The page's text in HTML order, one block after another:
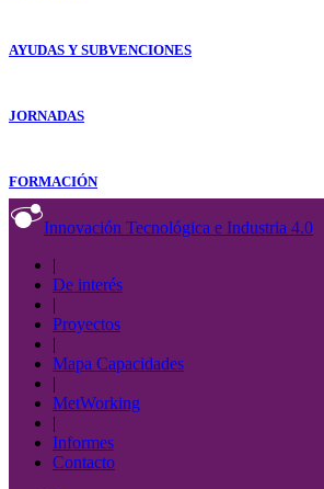
AYUDAS Y SUBVENCIONES
JORNADAS
FORMACIÓN
Innovación Tecnológica e Industria 4.0
|
De interés
|
Proyectos
|
Mapa Capacidades
|
MetWorking
|
Informes
Contacto